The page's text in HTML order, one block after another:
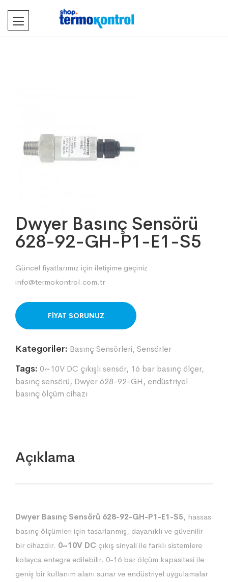
Dwyer Basınç Sensörü
628-92-GH-P1-E1-S5
Güncel fiyatlarımız için iletişime geçiniz
info@termokontrol.com.tr
ORDER ON WHATSAPP
Kategoriler: Basınç Sensörleri, Sensörler
Tags: 0~10V DC çıkışlı sensör, 16 bar basınç ölçer,
basınç sensörü, Dwyer 628-92-GH, endüstriyel
basınç ölçüm cihazı
Açıklama
Dwyer Basınç Sensörü 628-92-GH-P1-E1-S5, hassas
basınç ölçümleri için tasarlanmış, dayanıklı ve güvenilir
bir cihazdır. 0~10V DC çıkış sinyali ile farklı sistemlere
kolayca entegre edilebilir. 0-16 bar ölçüm kapasitesi ile
geniş bir kullanım alanı sunar ve endüstriyel uygulamalar